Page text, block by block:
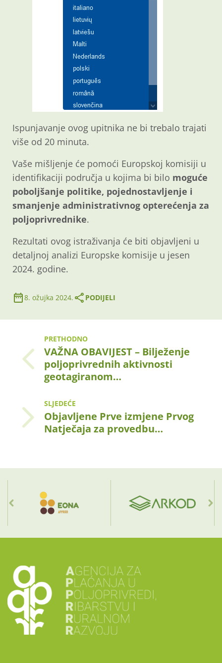
Ispunjavanje ovog upitnika ne bi trebalo trajati
više od 20 minuta.
Vaše mišljenje će pomoći Europskoj komisiji u
identifikaciji područja u kojima bi bilo moguće
poboljšanje politike, pojednostavljenje i
smanjenje administrativnog opterećenja za
poljoprivrednike.
Rezultati ovog istraživanja će biti objavljeni u
detaljnoj analizi Europske komisije u jesen
2024. godine.
8. ožujka 2024. PODIJELI
PRETHODNO
VAŽNA OBAVIJEST – Bilježenje
poljoprivrednih aktivnosti
geotagiranom…
SLJEDEĆE
Objavljene Prve izmjene Prvog
Natječaja za provedbu…